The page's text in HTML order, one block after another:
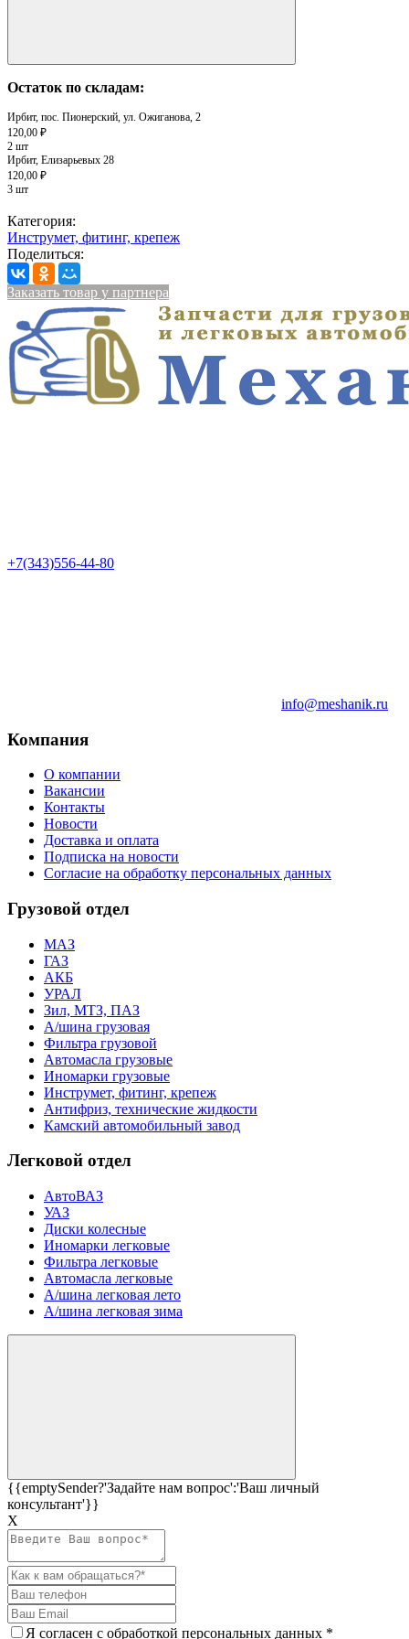
Остаток по складам:
Ирбит, пос. Пионерский, ул. Ожиганова, 2
120,00 ₽
2 шт
Ирбит, Елизарьевых 28
120,00 ₽
3 шт
Категория:
Инструмет, фитинг, крепеж
Поделиться:
Заказать товар у партнера
+7(343)556-44-80
info@meshanik.ru
Компания
О компании
Вакансии
Контакты
Новости
Доставка и оплата
Подписка на новости
Согласие на обработку персональных данных
Грузовой отдел
МАЗ
ГАЗ
АКБ
УРАЛ
Зил, МТЗ, ПАЗ
А/шина грузовая
Фильтра грузовой
Автомасла грузовые
Иномарки грузовые
Инструмет, фитинг, крепеж
Антифриз, технические жидкости
Камский автомобильный завод
Легковой отдел
АвтоВАЗ
УАЗ
Диски колесные
Иномарки легковые
Фильтра легковые
Автомасла легковые
А/шина легковая лето
А/шина легковая зима
{{emptySender?'Задайте нам вопрос':'Ваш личный
консультант'}}
Х
Я согласен c обработкой персональных данных *